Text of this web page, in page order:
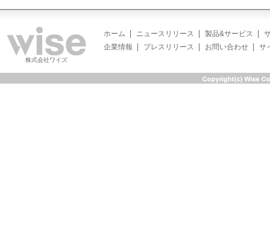
株式会社ワイズ
ホーム ニュースリリース 製品&サービス
企業情報
プレスリリース お問い合わせ サ